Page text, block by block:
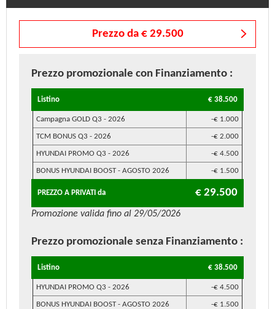
Prezzo da € 29.500
Prezzo promozionale con Finanziamento :
Listino € 38.500
Campagna GOLD Q3 - 2026 -€ 1.000
TCM BONUS Q3 - 2026 -€ 2.000
HYUNDAI PROMO Q3 - 2026 -€ 4.500
BONUS HYUNDAI BOOST - AGOSTO 2026 -€ 1.500
PREZZO A PRIVATI da € 29.500
Promozione valida fino al 29/05/2026
Prezzo promozionale senza Finanziamento :
Listino € 38.500
HYUNDAI PROMO Q3 - 2026 -€ 4.500
BONUS HYUNDAI BOOST - AGOSTO 2026 -€ 1.500